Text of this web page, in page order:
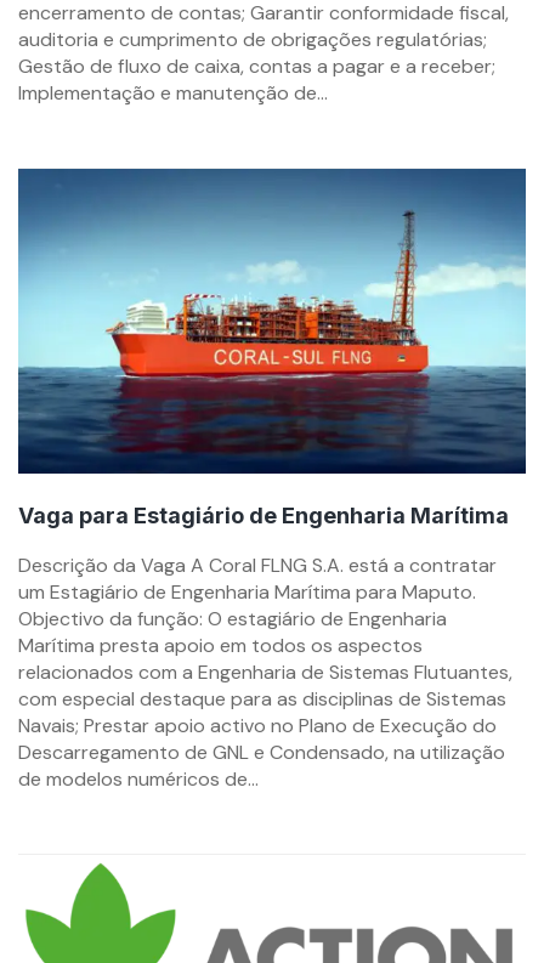
encerramento de contas; Garantir conformidade fiscal,
auditoria e cumprimento de obrigações regulatórias;
Gestão de fluxo de caixa, contas a pagar e a receber;
Implementação e manutenção de...
Vaga para Estagiário de Engenharia Marítima
By
mzemprego.com
Descrição da Vaga A Coral FLNG S.A. está a contratar
um Estagiário de Engenharia Marítima para Maputo.
Objectivo da função: O estagiário de Engenharia
Marítima presta apoio em todos os aspectos
relacionados com a Engenharia de Sistemas Flutuantes,
com especial destaque para as disciplinas de Sistemas
Navais; Prestar apoio activo no Plano de Execução do
Descarregamento de GNL e Condensado, na utilização
de modelos numéricos de...